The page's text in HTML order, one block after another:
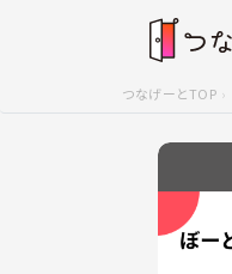
つなげーとTOP